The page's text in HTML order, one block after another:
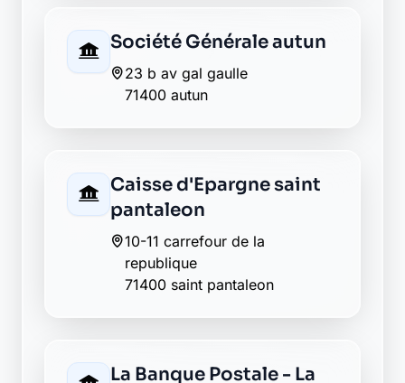
Société Générale autun
23 b av gal gaulle
71400 autun
Caisse d'Epargne saint
pantaleon
10-11 carrefour de la
republique
71400 saint pantaleon
La Banque Postale - La